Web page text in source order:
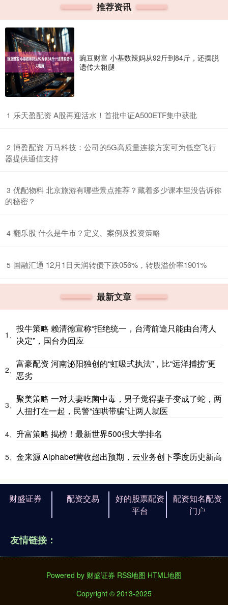
推荐资讯
豌豆财富 小基数辣妈从92斤到84斤，还摆脱
遗传大粗腿
1 ​乐天盈配资 A股再迎活水！首批中证A500ETF集中获批
2 ​博盈配资 万马科技：公司的5G高质量连接方案可为低空飞行
器提供通信支持
3 ​优配物料 北京旅游有哪些景点推荐？藏着多少课本里没告诉你
的秘密？
4 ​翻乐股 什么是牛市？定义、案例及投资策略
5 ​国融汇通 12月1日天润转债下跌056%，转股溢价率1901%
最新文章
1、
投牛策略 赖清德宣称“拒绝统一，台湾前途只能由台湾人
决定”，国台办回应
2、
富豪配资 河南泌阳独创的“虹吸式执法”，比“远洋捕捞”更
恶劣
3、
聚美策略 一对夫妻吃菌中毒，男子觉得妻子变成了蛇，两
人扭打在一起，民警“连哄带骗”让两人就医
4、 升富策略 揭榜！最新世界500强大学排名
5、 金来源 Alphabet营收超出预期，云业务创下季度历史新高
财盛证券 配资交易
好的股票配资
平台
配资知名配资
门户
友情链接：
Powered by 财盛证券 RSS地图 HTML地图
Copyright © 2013-2025